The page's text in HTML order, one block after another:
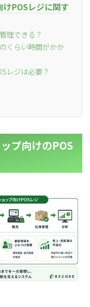
POSレジに関す
理できる？
くらい時間がかか
レジは必要？
プ向けのPOS